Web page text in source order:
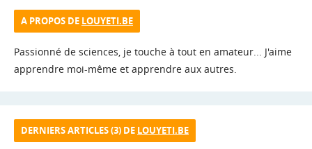
A PROPOS DE LOUYETI.BE
Passionné de sciences, je touche à tout en amateur... J'aime
apprendre moi-même et apprendre aux autres.
DERNIERS ARTICLES (3) DE LOUYETI.BE